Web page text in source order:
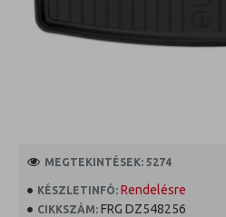
KÉSZLETINFÓ: Rendelésre
CIKKSZÁM: FRG DZ548256
MEGTEKINTÉSEK: 5274